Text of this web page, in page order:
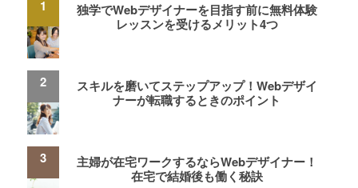
独学でWebデザイナーを目指す前に無料体験
レッスンを受けるメリット4つ
スキルを磨いてステップアップ！Webデザイ
ナーが転職するときのポイント
主婦が在宅ワークするならWebデザイナー！
在宅で結婚後も働く秘訣